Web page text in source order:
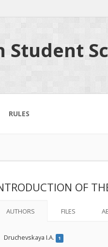
Student
RULES
OF
AUTHORS FILES
Druchevskaya I.A. 1